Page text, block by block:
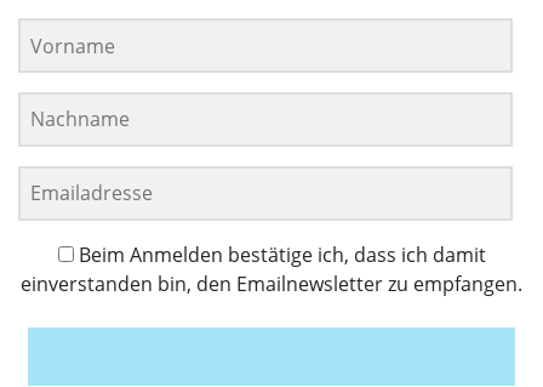
Beim Anmelden bestätige ich, dass ich damit
einverstanden bin, den Emailnewsletter zu empfangen.